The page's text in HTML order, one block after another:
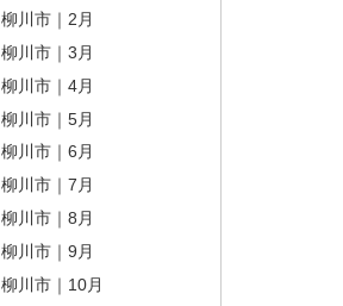
柳川市｜2月
柳川市｜3月
柳川市｜4月
柳川市｜5月
柳川市｜6月
柳川市｜7月
柳川市｜8月
柳川市｜9月
柳川市｜10月